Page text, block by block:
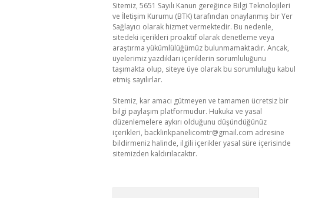
Sitemiz, 5651 Sayılı Kanun gereğince Bilgi Teknolojileri
ve İletişim Kurumu (BTK) tarafından onaylanmış bir Yer
Sağlayıcı olarak hizmet vermektedir. Bu nedenle,
sitedeki içerikleri proaktif olarak denetleme veya
araştırma yükümlülüğümüz bulunmamaktadır. Ancak,
üyelerimiz yazdıkları içeriklerin sorumluluğunu
taşımakta olup, siteye üye olarak bu sorumluluğu kabul
etmiş sayılırlar.
Sitemiz, kar amacı gütmeyen ve tamamen ücretsiz bir
bilgi paylaşım platformudur. Hukuka ve yasal
düzenlemelere aykırı olduğunu düşündüğünüz
içerikleri, backlinkpanelicomtr@gmail.com adresine
bildirmeniz halinde, ilgili içerikler yasal süre içerisinde
sitemizden kaldırılacaktır.